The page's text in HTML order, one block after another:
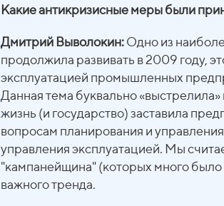
Какие антикризисные меры были
Дмитрий Выволокин:Одно из
продолжила развивать в 2009 году,
эксплуатацией промышленных
Данная тема буквально
жизнь (и государство) заставила
вопросам планирования и
управления эксплуатацией. Мы
"кампанейщина" (которых много
важного тренда.